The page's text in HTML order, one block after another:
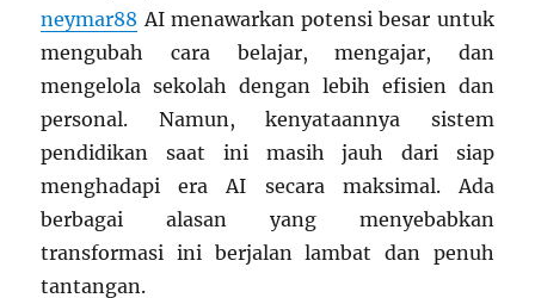
neymar88 AI menawarkan potensi besar untuk
mengubah cara belajar, mengajar, dan
mengelola sekolah dengan lebih efisien dan
personal. Namun, kenyataannya sistem
pendidikan saat ini masih jauh dari siap
menghadapi era AI secara maksimal. Ada
berbagai alasan yang menyebabkan
transformasi ini berjalan lambat dan penuh
tantangan.